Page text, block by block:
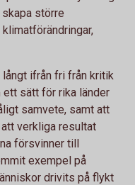
större
ifrån fri från kritik
ett sätt för rika länder
samvete, samt att
verkliga resultat
försvinner till
exempel på
drivits på flykt